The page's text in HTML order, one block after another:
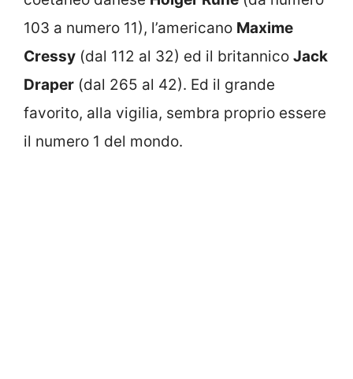
103 a numero 11), l’americano Maxime
Cressy (dal 112 al 32) ed il britannico Jack
Draper (dal 265 al 42). Ed il grande
favorito, alla vigilia, sembra proprio essere
il numero 1 del mondo.